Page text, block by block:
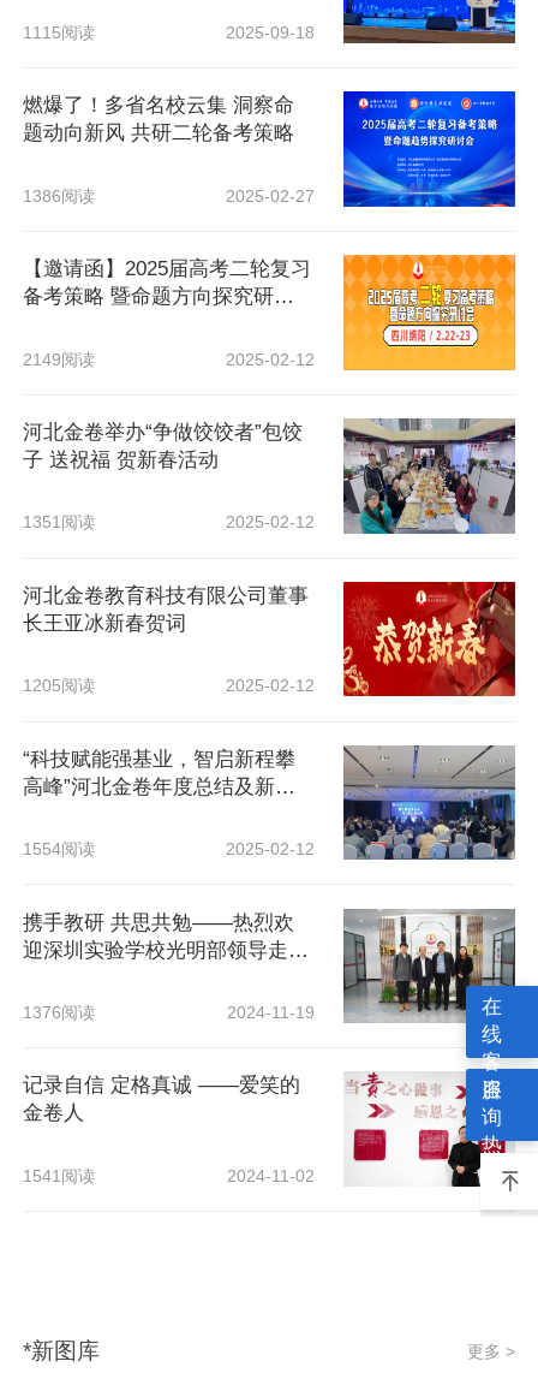
1115阅读 2025-09-18
燃爆了！多省名校云集 洞察命
题动向新风 共研二轮备考策略
1386阅读 2025-02-27
【邀请函】2025届高考二轮复习
备考策略 暨命题方向探究研讨
2149阅读 2025-02-12
河北金卷举办“争做饺饺者”包饺
子 送祝福 贺新春活动
1351阅读 2025-02-12
河北金卷教育科技有限公司董事
长王亚冰新春贺词
1205阅读 2025-02-12
“科技赋能强基业，智启新程攀
高峰”河北金卷年度总结及新学
1554阅读 2025-02-12
携手教研 共思共勉——热烈欢
迎深圳实验学校光明部领导走进
1376阅读 2024-11-19
记录自信 定格真诚 ——爱笑的
金卷人
1541阅读 2024-11-02
*新图库 更多 >
在
线
客
服
咨
询
热
线